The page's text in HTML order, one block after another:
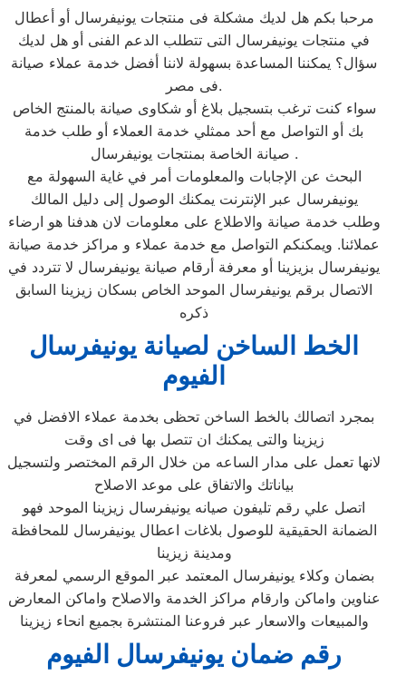
مرحبا بكم هل لديك مشكلة فى منتجات يونيفرسال أو أعطال
في منتجات يونيفرسال التى تتطلب الدعم الفنى أو هل لديك
سؤال؟ يمكننا المساعدة بسهولة لاننا أفضل خدمة عملاء صيانة
فى مصر.
سواء كنت ترغب بتسجيل بلاغ أو شكاوى صيانة بالمنتج الخاص
بك أو التواصل مع أحد ممثلي خدمة العملاء أو طلب خدمة
صيانة الخاصة بمنتجات يونيفرسال .
البحث عن الإجابات والمعلومات أمر في غاية السهولة مع
يونيفرسال عبر الإنترنت يمكنك الوصول إلى دليل المالك
وطلب خدمة صيانة والاطلاع على معلومات لان هدفنا هو ارضاء
عملائنا. ويمكنكم التواصل مع خدمة عملاء و مراكز خدمة صيانة
يونيفرسال بزيزينا أو معرفة أرقام صيانة يونيفرسال لا تتردد في
الاتصال برقم يونيفرسال الموحد الخاص بسكان زيزينا السابق
ذكره
الخط الساخن لصيانة يونيفرسال
الفيوم
بمجرد اتصالك بالخط الساخن تحظى بخدمة عملاء الافضل في
زيزينا والتى يمكنك ان تتصل بها فى اى وقت
لانها تعمل على مدار الساعه من خلال الرقم المختصر ولتسجيل
بياناتك والاتفاق على موعد الاصلاح
اتصل علي رقم تليفون صيانه يونيفرسال زيزينا الموحد فهو
الضمانة الحقيقية للوصول بلاغات اعطال يونيفرسال للمحافظة
ومدينة زيزينا
بضمان وكلاء يونيفرسال المعتمد عبر الموقع الرسمي لمعرفة
عناوين واماكن وارقام مراكز الخدمة والاصلاح واماكن المعارض
والمبيعات والاسعار عبر فروعنا المنتشرة بجميع انحاء زيزينا
رقم ضمان يونيفرسال الفيوم